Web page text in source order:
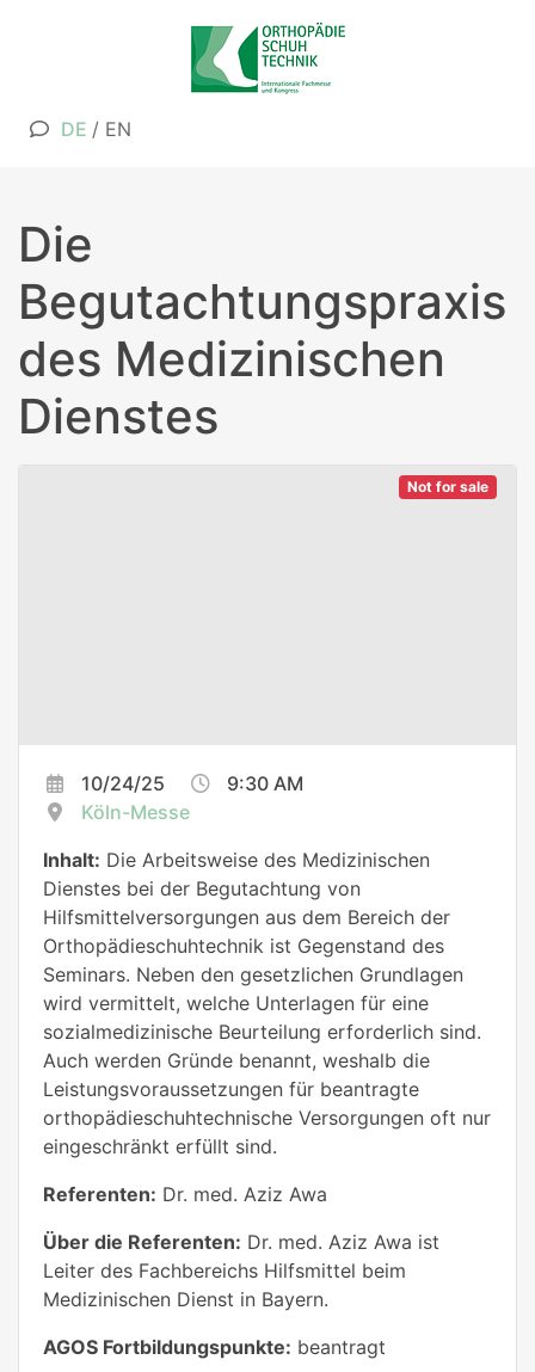
DE / EN
Die
Begutachtungspraxis
des Medizinischen
Dienstes
Not for sale
10/24/25
9:30 AM
Köln-Messe
Inhalt: Die Arbeitsweise des Medizinischen
Dienstes bei der Begutachtung von
Hilfsmittelversorgungen aus dem Bereich der
Orthopädieschuhtechnik ist Gegenstand des
Seminars. Neben den gesetzlichen Grundlagen
wird vermittelt, welche Unterlagen für eine
sozialmedizinische Beurteilung erforderlich sind.
Auch werden Gründe benannt, weshalb die
Leistungsvoraussetzungen für beantragte
orthopädieschuhtechnische Versorgungen oft nur
eingeschränkt erfüllt sind.
Referenten: Dr. med. Aziz Awa
Über die Referenten: Dr. med. Aziz Awa ist
Leiter des Fachbereichs Hilfsmittel beim
Medizinischen Dienst in Bayern.
AGOS Fortbildungspunkte: beantragt